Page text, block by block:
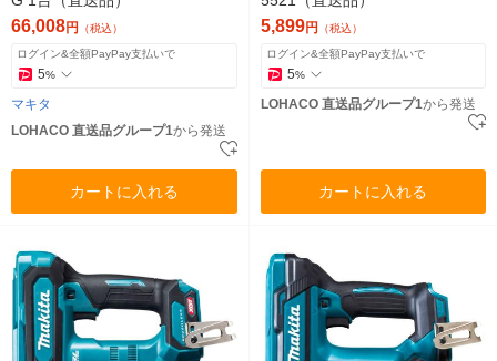
66,008円 （税込）
ログイン&全額PayPay支払いで
5%
マキタ
LOHACO 直送品グループ1から発送
カートに入れる
5,899円 （税込）
ログイン&全額PayPay支払いで
5%
LOHACO 直送品グループ1から発送
カートに入れる